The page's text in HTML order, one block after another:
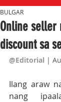
Online seller
discount sa
BULGAR
@Editorial |
Ilang araw
nang